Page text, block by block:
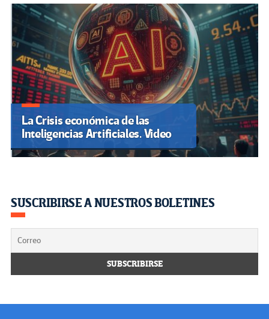
La Crisis económica de las
Inteligencias Artificiales. Video
SUSCRIBIRSE A NUESTROS BOLETINES